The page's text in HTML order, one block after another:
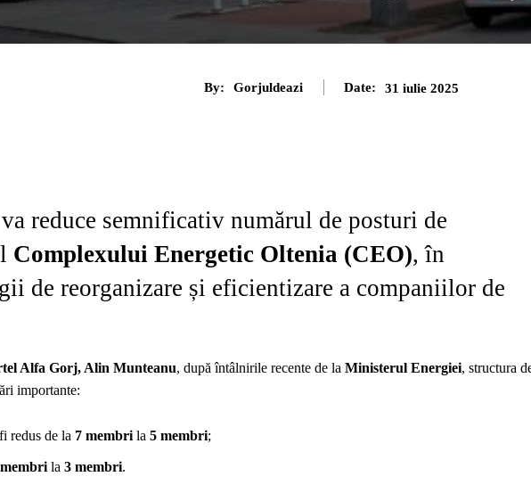
By: Gorjuldeazi Date: 31 iulie 2025
reduce semnificativ numărul de posturi de
Complexului Energetic Oltenia (CEO), în
de reorganizare și eficientizare a companiilor de
Alfa Gorj, Alin Munteanu, după întâlnirile recente de la Ministerul Energiei, structura
importante:
redus de la 7 membri la 5 membri;
la 3 membri.